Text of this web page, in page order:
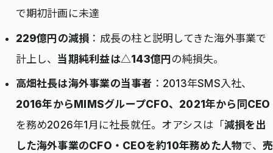
で期初計画に未達
229億円の減損 ：成長の柱と説明してきた海外事業で
計上し、 当期純利益は△143億円の純損失。
高畑社長は海外事業の当事者 ：2013年SMS入社、
2016年からMIMSグループCFO、2021年から同CEO
を務め2026年1月に社長就任。オアシスは「 減損を出
した海外事業のCFO・CEOを約10年務めた人物で、 売